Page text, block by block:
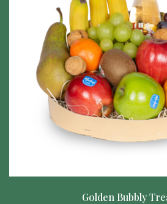
Golden Bubbly